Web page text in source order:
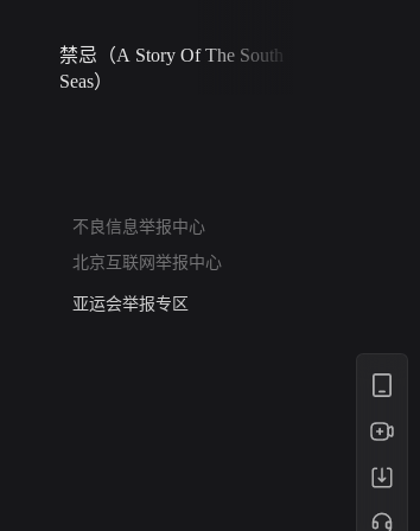
禁忌（A Story Of The South
Seas）
不良信息举报中心
北京互联网举报中心
算法推荐专项举报
亚运会举报专区